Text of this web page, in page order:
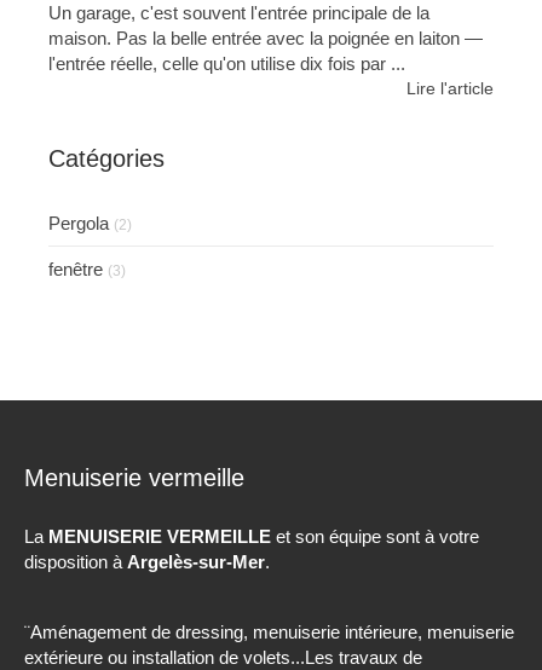
Un garage, c'est souvent l'entrée principale de la
maison. Pas la belle entrée avec la poignée en laiton —
l'entrée réelle, celle qu'on utilise dix fois par ...
Lire l'article
Catégories
Pergola (2)
fenêtre (3)
Menuiserie vermeille
La MENUISERIE VERMEILLE et son équipe sont à votre
disposition à Argelès-sur-Mer.
¨Aménagement de dressing, menuiserie intérieure, menuiserie
extérieure ou installation de volets...Les travaux de